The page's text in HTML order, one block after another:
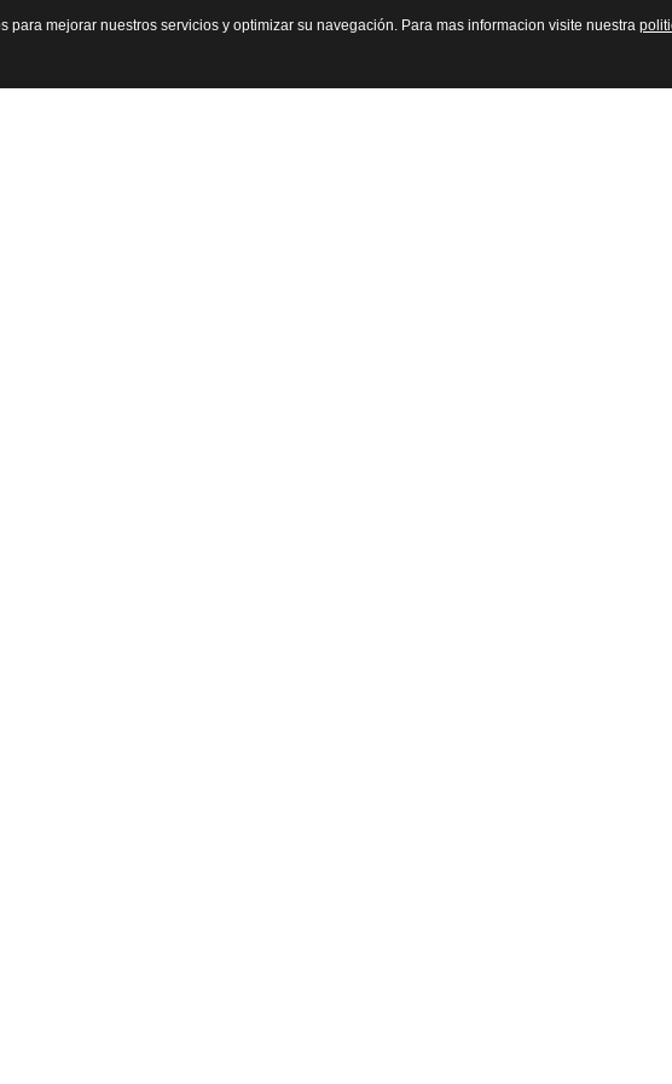
para mejorar nuestros servicios y optimizar su navegación. Para mas informacion visite nuestra